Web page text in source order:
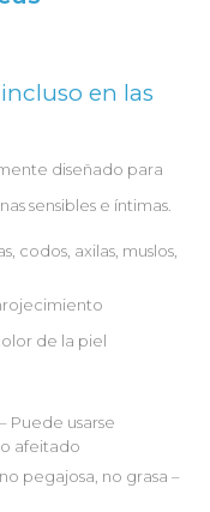
en las
diseñado para
sensibles e íntimas.
codos, axilas, muslos,
de la piel
Puede usarse
afeitado
pegajosa, no grasa –